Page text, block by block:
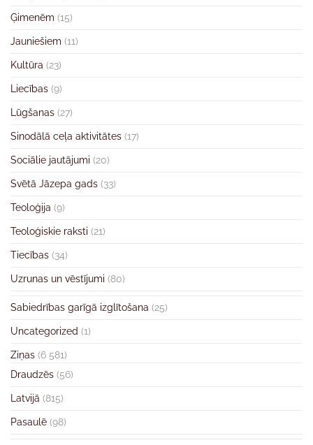
Ģimenēm (15)
Jauniešiem (11)
Kultūra (23)
Liecības (9)
Lūgšanas (27)
Sinodālā ceļa aktivitātes (17)
Sociālie jautājumi (20)
Svētā Jāzepa gads (33)
Teoloģija (9)
Teoloģiskie raksti (21)
Tiecības (34)
Uzrunas un vēstījumi (80)
Sabiedrības garīgā izglītošana (25)
Uncategorized (1)
Ziņas (6 581)
Draudzēs (56)
Latvijā (815)
Pasaulē (98)